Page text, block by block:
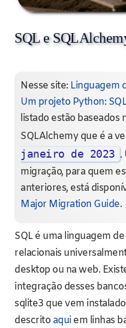
SQL e
Nesse site: Linguagem
Um projeto Python:
listado estão baseados
SQLAlchemy que é a
janeiro de 2023 .
migração, para quem
anteriores, está
Major Migration Guide.
SQL é uma linguagem
relacionais
desktop ou na web.
integração desses
sqlite3 que vem
descrito aquiem linhas